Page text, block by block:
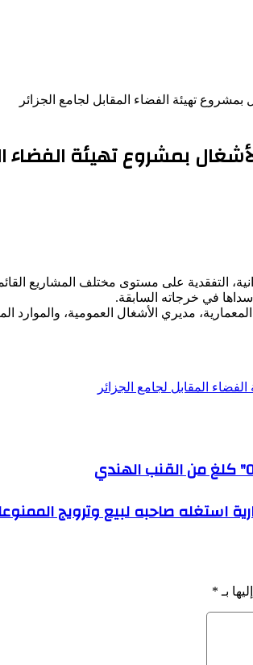
تهيئة الفضاء المقابل لجامع الجزائر
بمشروع تهيئة الفضاء
التفقدية على مستوى مختلف المشاريع
في خرجاته السابقة.
المقابل لجامع الجزائر
استغله صاحبه لبيع وترويج
بـ *